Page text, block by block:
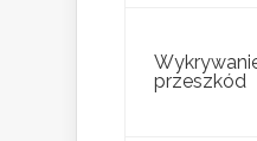
przeszkód